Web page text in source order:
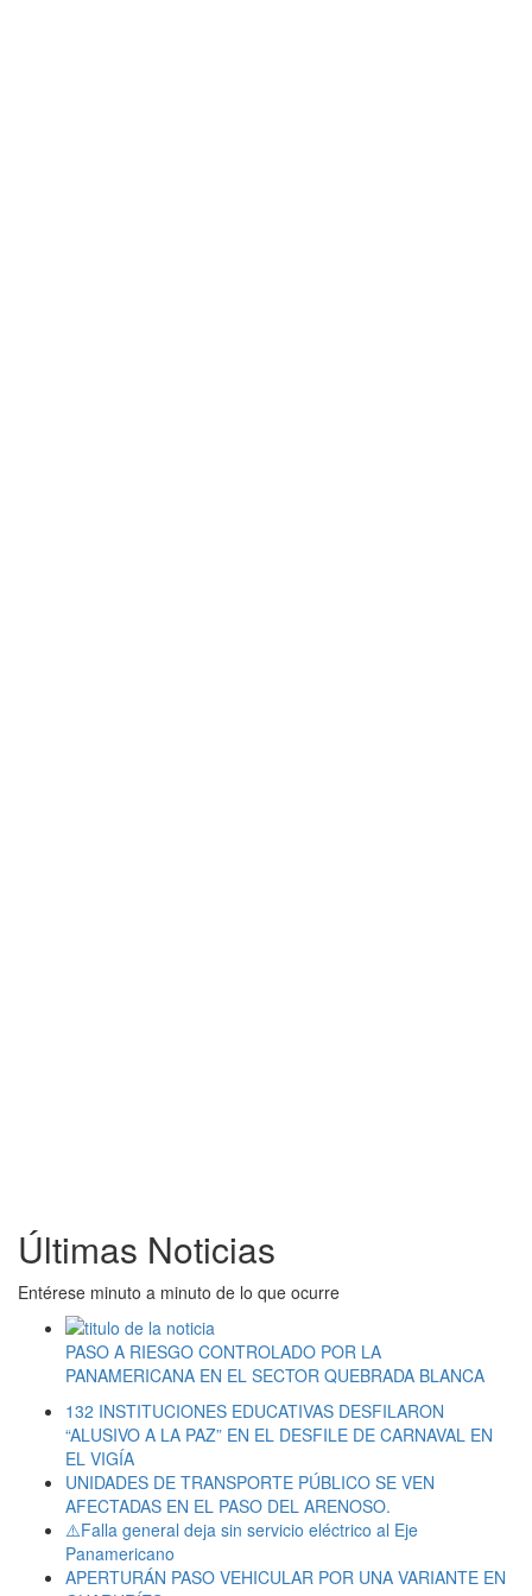
Últimas Noticias
Entérese minuto a minuto de lo que ocurre
PASO A RIESGO CONTROLADO POR LA
PANAMERICANA EN EL SECTOR QUEBRADA BLANCA
132 INSTITUCIONES EDUCATIVAS DESFILARON
“ALUSIVO A LA PAZ” EN EL DESFILE DE CARNAVAL EN
EL VIGÍA
UNIDADES DE TRANSPORTE PÚBLICO SE VEN
AFECTADAS EN EL PASO DEL ARENOSO.
⚠️Falla general deja sin servicio eléctrico al Eje
Panamericano
APERTURÁN PASO VEHICULAR POR UNA VARIANTE EN